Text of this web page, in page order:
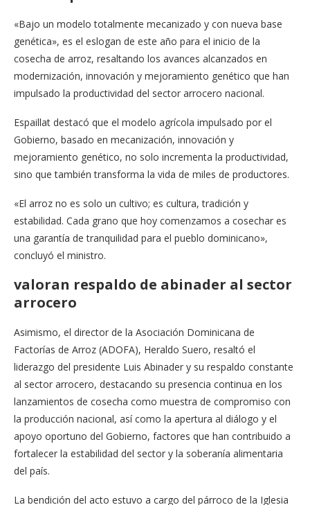
«Bajo un modelo totalmente mecanizado y con nueva base
genética», es el eslogan de este año para el inicio de la
cosecha de arroz, resaltando los avances alcanzados en
modernización, innovación y mejoramiento genético que han
impulsado la productividad del sector arrocero nacional.
Espaillat destacó que el modelo agrícola impulsado por el
Gobierno, basado en mecanización, innovación y
mejoramiento genético, no solo incrementa la productividad,
sino que también transforma la vida de miles de productores.
«El arroz no es solo un cultivo; es cultura, tradición y
estabilidad. Cada grano que hoy comenzamos a cosechar es
una garantía de tranquilidad para el pueblo dominicano»,
concluyó el ministro.
valoran respaldo de abinader al sector
arrocero
Asimismo, el director de la Asociación Dominicana de
Factorías de Arroz (ADOFA), Heraldo Suero, resaltó el
liderazgo del presidente Luis Abinader y su respaldo constante
al sector arrocero, destacando su presencia continua en los
lanzamientos de cosecha como muestra de compromiso con
la producción nacional, así como la apertura al diálogo y el
apoyo oportuno del Gobierno, factores que han contribuido a
fortalecer la estabilidad del sector y la soberanía alimentaria
del país.
La bendición del acto estuvo a cargo del párroco de la Iglesia